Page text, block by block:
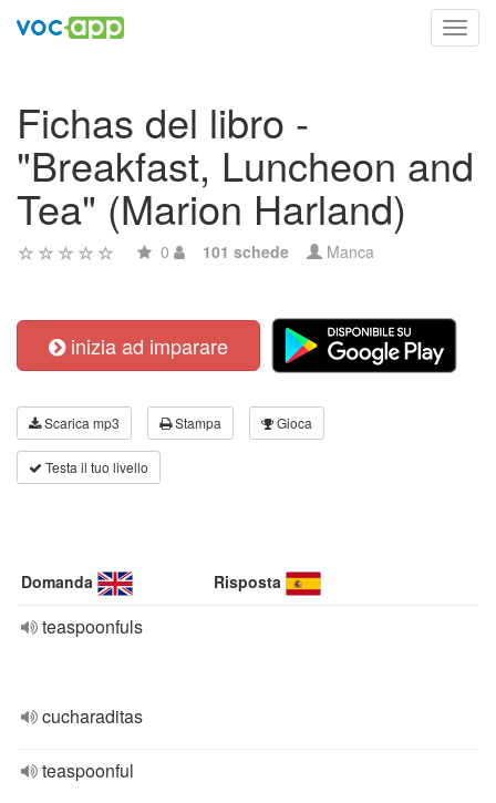
Fichas del libro -
"Breakfast, Luncheon and
Tea" (Marion Harland)
0 101 schede Manca
inizia ad imparare
Scarica mp3 Stampa Gioca
Testa il tuo livello
Domanda Risposta
teaspoonfuls
cucharaditas
teaspoonful